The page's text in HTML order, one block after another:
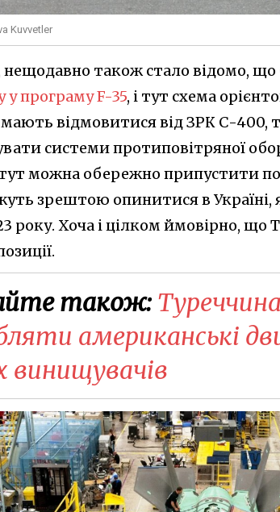
Kuvvetler
нещодавно також стало відомо,
у програму F-35, і тут схема
відмовитися від ЗРК С-400,
системи протиповітряної
тут можна обережно припустити
зрештою опинитися в
року. Хоча і цілком ймовірно, що
також:
американські
винищувачів